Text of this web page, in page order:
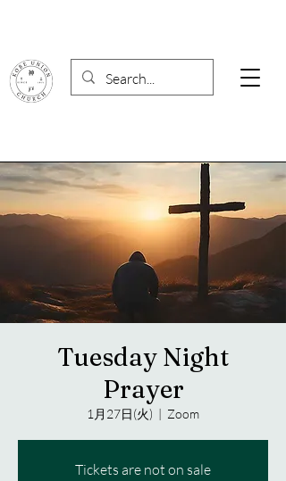
Tuesday Night
Prayer
1月27日(火)
  |
Zoom
Tickets are not on sale